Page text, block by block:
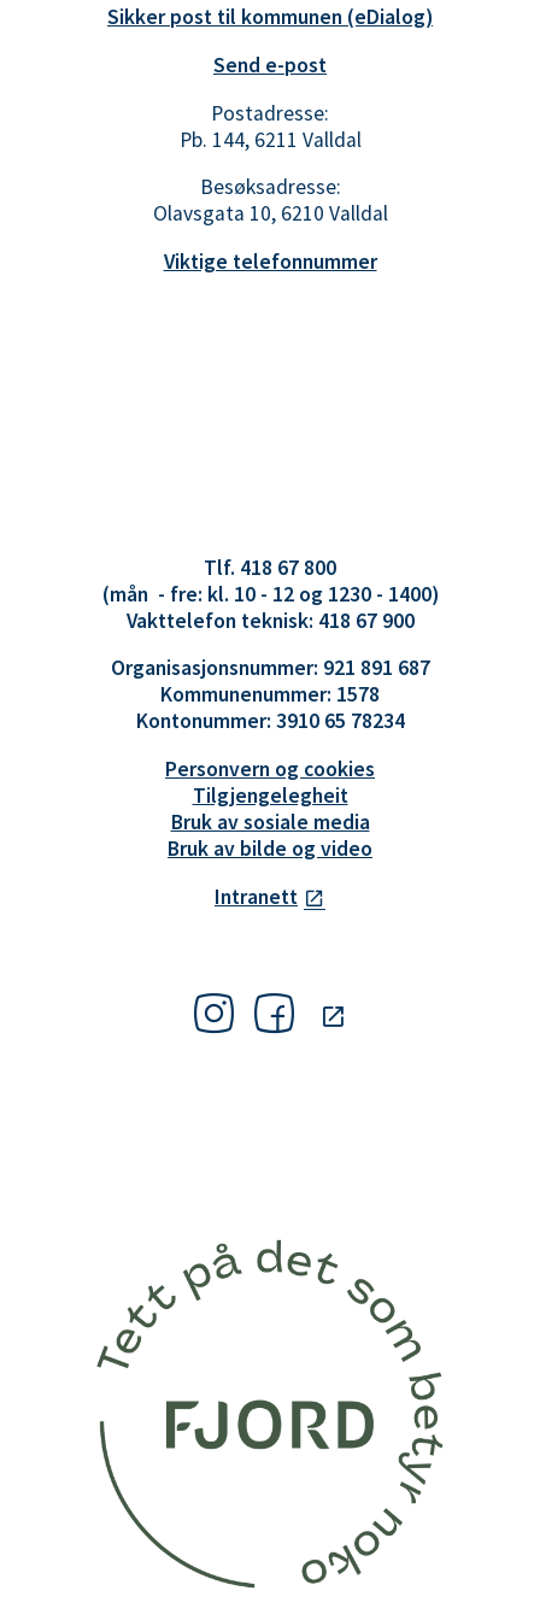
Sikker post til kommunen (eDialog)
Send e-post
Postadresse:
Pb. 144, 6211 Valldal
Besøksadresse:
Olavsgata 10, 6210 Valldal
Viktige telefonnummer
Tlf. 418 67 800
(mån - fre: kl. 10 - 12 og 1230 - 1400)
Vakttelefon teknisk: 418 67 900
Organisasjonsnummer: 921 891 687
Kommunenummer: 1578
Kontonummer: 3910 65 78234
Personvern og cookies
Tilgjengelegheit
Bruk av sosiale media
Bruk av bilde og video
Intranett